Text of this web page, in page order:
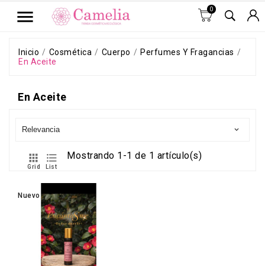


Inicio
Productos
Gallegos
Plástico
Cuerpo
Todas
0
Inicio Cosmética Cuerpo
Perfumes Y Fragancias
En Aceite
En Aceite
Relevancia 

Grid

List
Mostrando 1-1 de 1 artículo(s)
Nuevo